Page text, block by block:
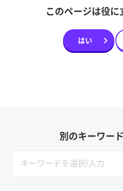
このページは役に
はい
別のキーワー